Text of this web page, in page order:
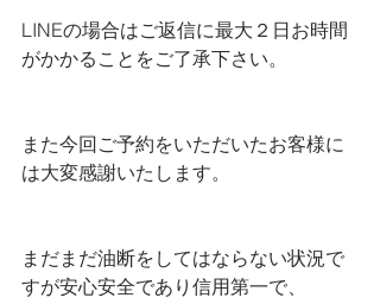
LINEの場合はご返信に最大２日お時間
がかかることをご了承下さい。
また今回ご予約をいただいたお客様に
は大変感謝いたします。
まだまだ油断をしてはならない状況で
すが安心安全であり信用第一で、